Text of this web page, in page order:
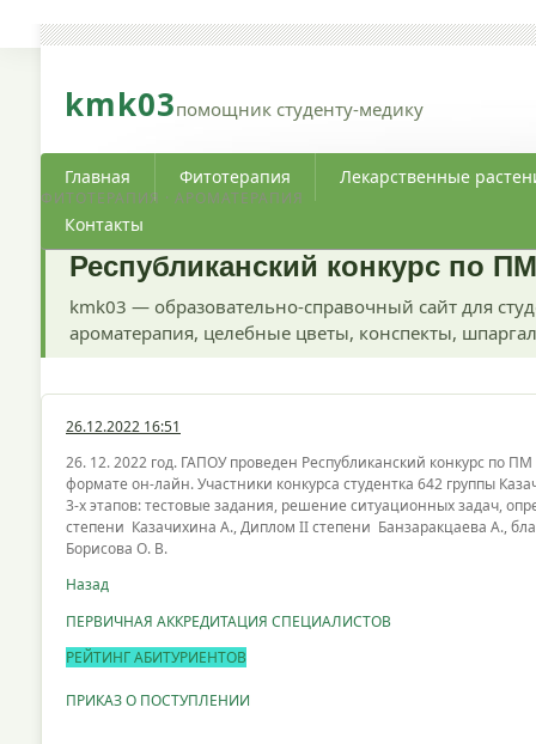
kmk03помощник студенту-медику
ФИТОТЕРАПИЯ · АРОМАТЕРАПИЯ
Главная Фитотерапия Лекарственные
Контакты
Республиканский конкурс по
kmk03 — образовательно-справочный сайт для
ароматерапия, целебные цветы, конспекты,
26.12.2022 16:51
26. 12. 2022 год. ГАПОУ проведен Республиканский конкурс по
формате он-лайн. Участники конкурса студентка 642 группы
3-х этапов: тестовые задания, решение ситуационных задач,
степени Казачихина А., Диплом II степени Банзаракцаева А.,
Борисова О. В.
Назад
ПЕРВИЧНАЯ АККРЕДИТАЦИЯ СПЕЦИАЛИСТОВ
РЕЙТИНГ АБИТУРИЕНТОВ
ПРИКАЗ О ПОСТУПЛЕНИИ